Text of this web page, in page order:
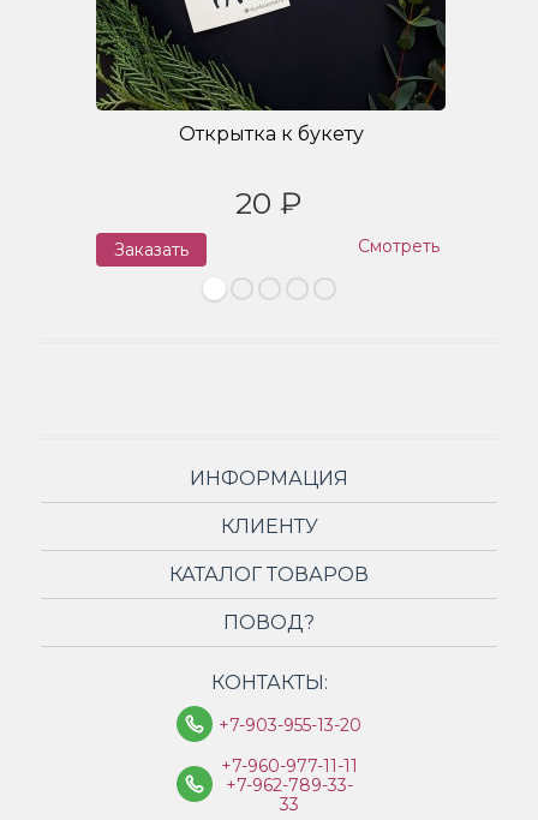
Открытка к букету
20 ₽
Заказать Смотреть
ИНФОРМАЦИЯ
КЛИЕНТУ
КАТАЛОГ ТОВАРОВ
ПОВОД?
КОНТАКТЫ:
+7-903-955-13-20
+7-960-977-11-11
+7-962-789-33-
33